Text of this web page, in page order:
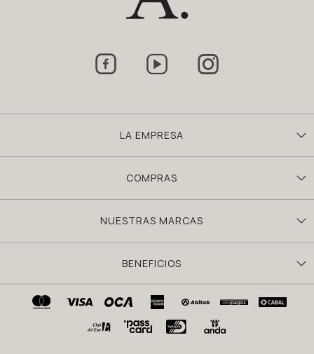
LA EMPRESA
COMPRAS
NUESTRAS MARCAS
BENEFICIOS
  